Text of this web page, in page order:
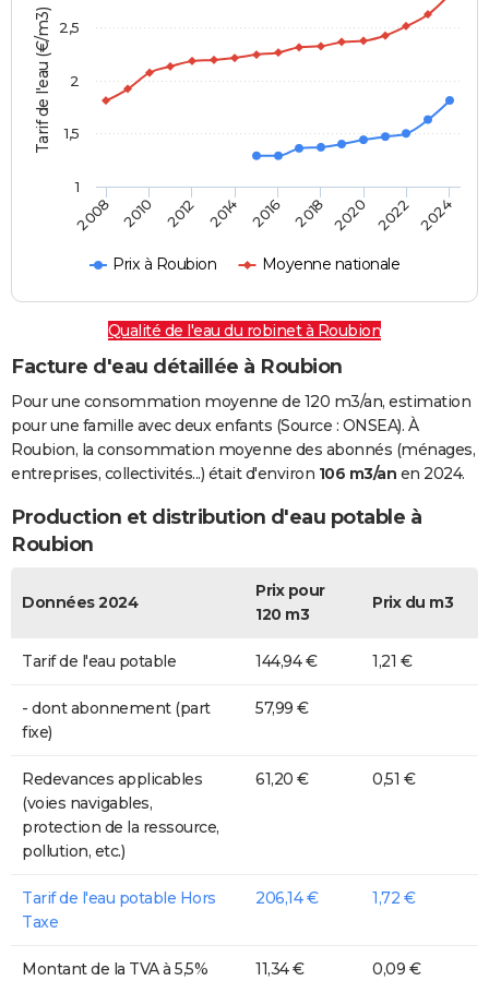
Tarif de l'eau (€/m3)
Prix à Roubion Moyenne nationale
2008 2010 2012 2014 2016 2018 2020 2022 2024
1
1,5
2
2,5
Qualité de l'eau du robinet à Roubion
Facture d'eau détaillée à Roubion
Pour une consommation moyenne de 120 m3/an, estimation
pour une famille avec deux enfants (Source : ONSEA). À
Roubion, la consommation moyenne des abonnés (ménages,
entreprises, collectivités...) était d'environ 106 m3/an en 2024.
Production et distribution d'eau potable à
Roubion
Données 2024
Prix pour
120 m3
Prix du m3
Tarif de l'eau potable 144,94 € 1,21 €
- dont abonnement (part
fixe)
57,99 €
Redevances applicables
(voies navigables,
protection de la ressource,
pollution, etc.)
61,20 € 0,51 €
Tarif de l'eau potable Hors
Taxe
206,14 € 1,72 €
Montant de la TVA à 5,5% 11,34 € 0,09 €